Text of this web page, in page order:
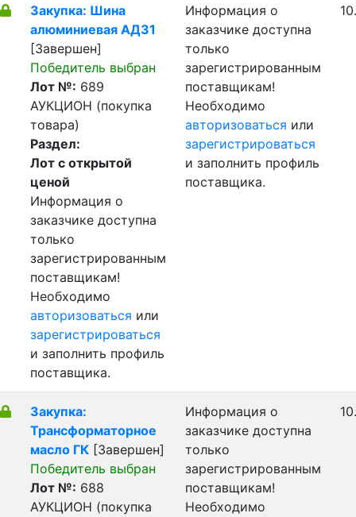
Закупка: Шина
алюминиевая АД31
[Завершен]
Победитель выбран
Лот №: 689
АУКЦИОН (покупка
товара)
Раздел:
Лот с открытой
ценой
Информация о
заказчике доступна
только
зарегистрированным
поставщикам!
Необходимо
авторизоваться или
зарегистрироваться
и заполнить профиль
поставщика.
Информация о
заказчике доступна
только
зарегистрированным
поставщикам!
Необходимо
авторизоваться или
зарегистрироваться
и заполнить профиль
поставщика.
Закупка:
Трансформаторное
масло ГК [Завершен]
Победитель выбран
Лот №: 688
АУКЦИОН (покупка
Информация о
заказчике доступна
только
зарегистрированным
поставщикам!
Необходимо